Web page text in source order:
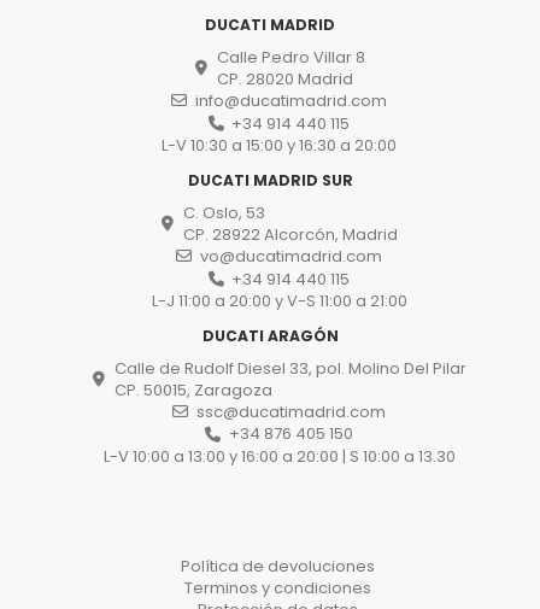
DUCATI MADRID
Calle Pedro Villar 8
CP. 28020 Madrid
info@ducatimadrid.com
+34 914 440 115
L-V 10:30 a 15:00 y 16:30 a 20:00
DUCATI MADRID SUR
C. Oslo, 53
CP. 28922 Alcorcón, Madrid
vo@ducatimadrid.com
+34 914 440 115
L-J 11:00 a 20:00 y V-S 11:00 a 21:00
DUCATI ARAGÓN
Calle de Rudolf Diesel 33, pol. Molino Del Pilar
CP. 50015, Zaragoza
ssc@ducatimadrid.com
+34 876 405 150
L-V 10:00 a 13:00 y 16:00 a 20:00 | S 10:00 a 13.30
Política de devoluciones
Terminos y condiciones